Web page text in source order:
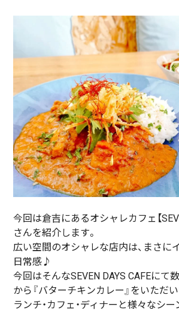
今回は倉吉にあるオシャレカフェ【
さんを紹介します。
広い空間のオシャレな店内は、まさに
日常感♪
今回はそんなSEVEN DAYS CAFEにて
から『バターチキンカレー』をいただ
ランチ・カフェ・ディナーと様々なシ